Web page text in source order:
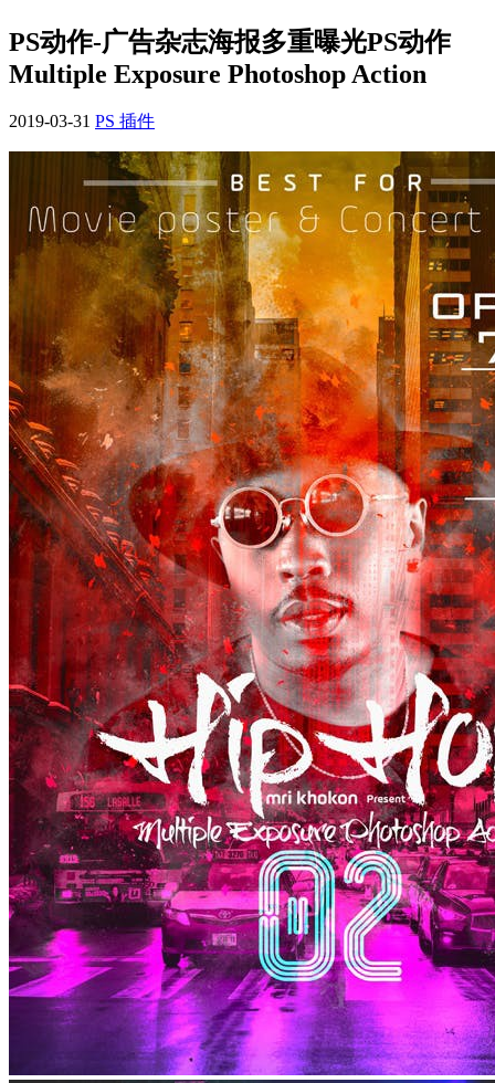
PS动作-广告杂志海报多重曝光PS动作
Multiple Exposure Photoshop Action
2019-03-31 PS 插件